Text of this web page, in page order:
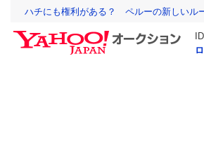
ハチにも権利がある？ ペルーの新しいル